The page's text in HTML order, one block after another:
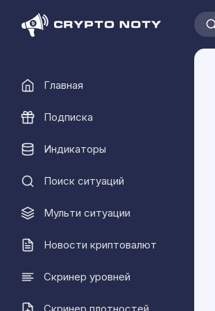
Главная
Подписка
Индикаторы
Поиск ситуаций
Мульти ситуации
Новости криптовалют
Скринер уровней